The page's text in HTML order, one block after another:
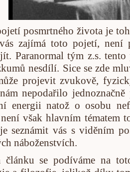
posmrtného života je
zajímá toto pojetí, není
Paranormal tým z.s.
nesdílí. Sice se zde
projevit zvukově,
nepodařilo
energii natož o osobu
však hlavním tématem
seznámit vás s viděním
náboženstvích.
se podíváme na